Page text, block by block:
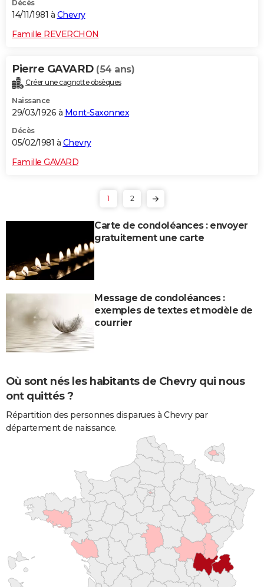
Décès
14/11/1981 à Chevry
Famille REVERCHON
Pierre GAVARD (54 ans)
Créer une cagnotte obsèques
Naissance
29/03/1926 à Mont-Saxonnex
Décès
05/02/1981 à Chevry
Famille GAVARD
1 2
Carte de condoléances : envoyer
gratuitement une carte
Message de condoléances :
exemples de textes et modèle de
courrier
Où sont nés les habitants de Chevry qui nous
ont quittés ?
Répartition des personnes disparues à Chevry par
département de naissance.